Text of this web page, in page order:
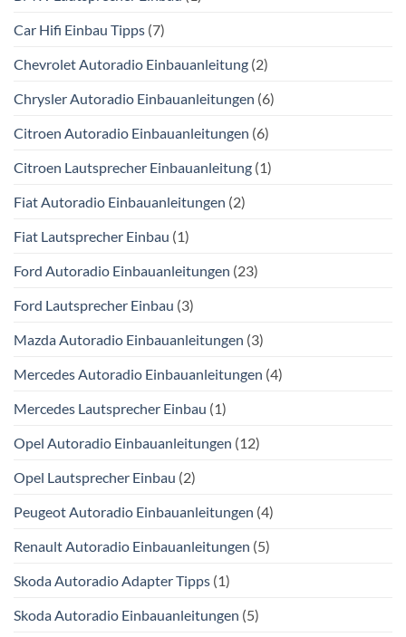
Car Hifi Einbau Tipps (7)
Chevrolet Autoradio Einbauanleitung (2)
Chrysler Autoradio Einbauanleitungen (6)
Citroen Autoradio Einbauanleitungen (6)
Citroen Lautsprecher Einbauanleitung (1)
Fiat Autoradio Einbauanleitungen (2)
Fiat Lautsprecher Einbau (1)
Ford Autoradio Einbauanleitungen (23)
Ford Lautsprecher Einbau (3)
Mazda Autoradio Einbauanleitungen (3)
Mercedes Autoradio Einbauanleitungen (4)
Mercedes Lautsprecher Einbau (1)
Opel Autoradio Einbauanleitungen (12)
Opel Lautsprecher Einbau (2)
Peugeot Autoradio Einbauanleitungen (4)
Renault Autoradio Einbauanleitungen (5)
Skoda Autoradio Adapter Tipps (1)
Skoda Autoradio Einbauanleitungen (5)